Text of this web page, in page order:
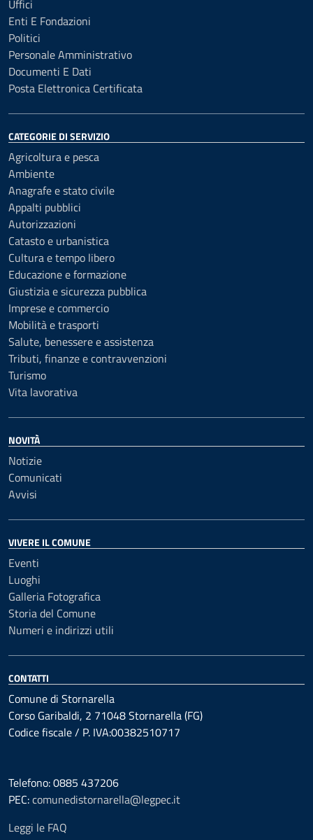
Uffici
Enti E Fondazioni
Politici
Personale Amministrativo
Documenti E Dati
Posta Elettronica Certificata
CATEGORIE DI SERVIZIO
Agricoltura e pesca
Ambiente
Anagrafe e stato civile
Appalti pubblici
Autorizzazioni
Catasto e urbanistica
Cultura e tempo libero
Educazione e formazione
Giustizia e sicurezza pubblica
Imprese e commercio
Mobilità e trasporti
Salute, benessere e assistenza
Tributi, finanze e contravvenzioni
Turismo
Vita lavorativa
NOVITÀ
Notizie
Comunicati
Avvisi
VIVERE IL COMUNE
Eventi
Luoghi
Galleria Fotografica
Storia del Comune
Numeri e indirizzi utili
CONTATTI
Comune di Stornarella
Corso Garibaldi, 2 71048 Stornarella (FG)
Codice fiscale / P. IVA:00382510717
Telefono: 0885 437206
PEC:comunedistornarella@legpec.it
Leggi le FAQ